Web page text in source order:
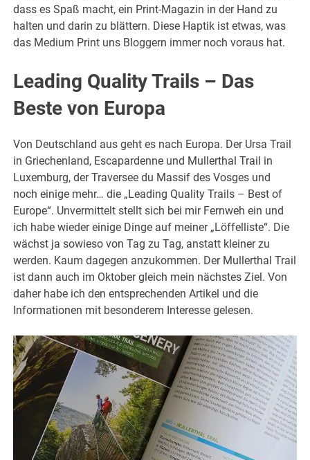
dass es Spaß macht, ein Print-Magazin in der Hand zu
halten und darin zu blättern. Diese Haptik ist etwas, was
das Medium Print uns Bloggern immer noch voraus hat.
Leading Quality Trails – Das
Beste von Europa
Von Deutschland aus geht es nach Europa. Der Ursa Trail
in Griechenland, Escapardenne und Mullerthal Trail in
Luxemburg, der Traversee du Massif des Vosges und
noch einige mehr… die „Leading Quality Trails – Best of
Europe“. Unvermittelt stellt sich bei mir Fernweh ein und
ich habe wieder einige Dinge auf meiner „Löffelliste“. Die
wächst ja sowieso von Tag zu Tag, anstatt kleiner zu
werden. Kaum dagegen anzukommen. Der Mullerthal Trail
ist dann auch im Oktober gleich mein nächstes Ziel. Von
daher habe ich den entsprechenden Artikel und die
Informationen mit besonderem Interesse gelesen.